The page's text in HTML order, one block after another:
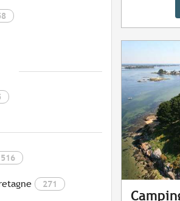
516
271